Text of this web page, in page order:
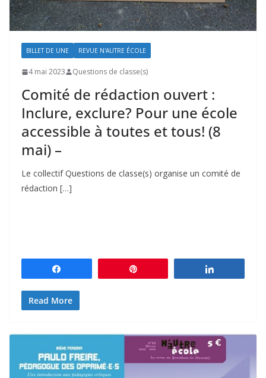
BILLET DE UNE REVUE N'AUTRE ÉCOLE
4 mai 2023 Questions de classe(s)
Comité de rédaction ouvert :
Inclure, exclure? Pour une école
accessible à toutes et tous! (8
mai) –
Le collectif Questions de classe(s) organise un comité de
rédaction […]
Read More